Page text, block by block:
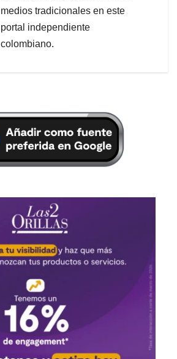
medios tradicionales en este
portal independiente
colombiano.